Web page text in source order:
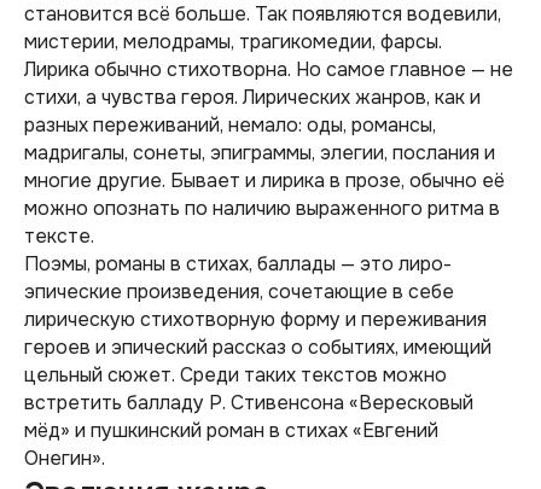
становится всё больше. Так появляются водевили,
мистерии, мелодрамы, трагикомедии, фарсы.
Лирика обычно стихотворна. Но самое главное — не
стихи, а чувства героя. Лирических жанров, как и
разных переживаний, немало: оды, романсы,
мадригалы, сонеты, эпиграммы, элегии, послания и
многие другие. Бывает и лирика в прозе, обычно её
можно опознать по наличию выраженного ритма в
тексте.
Поэмы, романы в стихах, баллады — это лиро-
эпические произведения, сочетающие в себе
лирическую стихотворную форму и переживания
героев и эпический рассказ о событиях, имеющий
цельный сюжет. Среди таких текстов можно
встретить балладу Р. Стивенсона «Вересковый
мёд» и пушкинский роман в стихах «Евгений
Онегин».